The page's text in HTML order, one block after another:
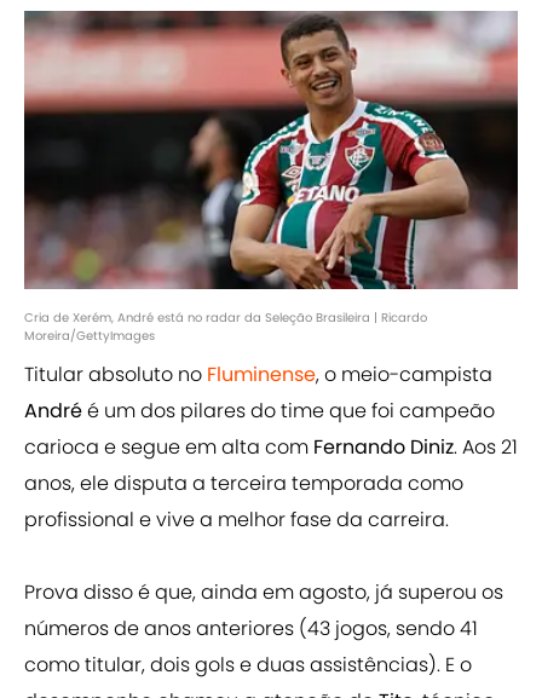
Cria de Xerém, André está no radar da Seleção Brasileira | Ricardo
Moreira/GettyImages
Titular absoluto no Fluminense, o meio-campista
Andréé um dos pilares do time que foi campeão
carioca e segue em alta com Fernando Diniz. Aos 21
anos, ele disputa a terceira temporada como
profissional e vive a melhor fase da carreira.
Prova disso é que, ainda em agosto, já superou os
números de anos anteriores (43 jogos, sendo 41
como titular, dois gols e duas assistências). E o